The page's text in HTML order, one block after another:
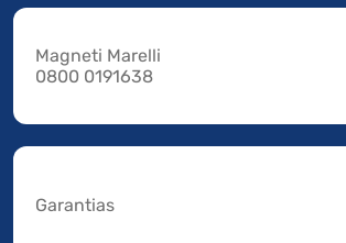
Magneti Marelli
0800 0191638
Garantias